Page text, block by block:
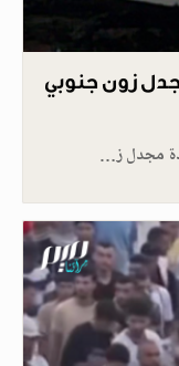
زون جنوبي
مجدل ز…